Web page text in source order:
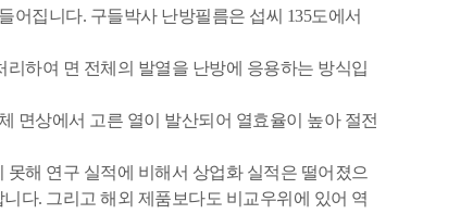
어집니다. 구들박사 난방필름은 섭씨 135도에서
하여 면 전체의 발열을 난방에 응용하는 방식입
면상에서 고른 열이 발산되어 열효율이 높아 절전
해 연구 실적에 비해서 상업화 실적은 떨어졌으
다. 그리고 해외 제품보다도 비교우위에 있어 역